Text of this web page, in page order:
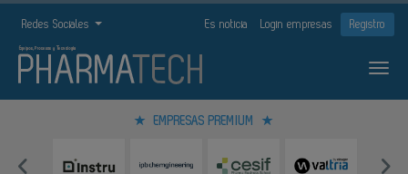
Redes Sociales Es noticia Login empresas Registro
EMPRESAS PREMIUM